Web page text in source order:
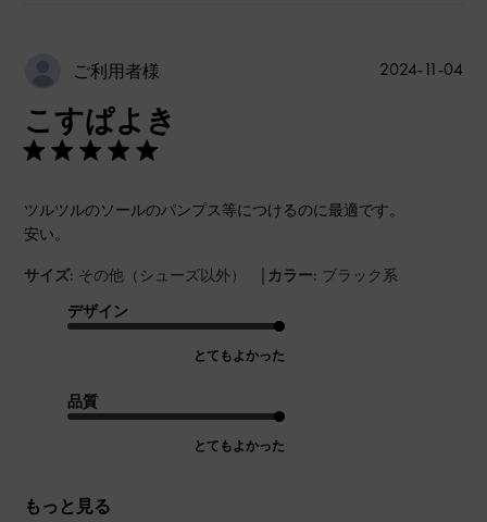
ご利用者様
こすぱよき
ツルツルのソールのパンプス等につけるのに最適です。
安い。
サイズ: その他（シューズ以外） | カラー: ブラック系
デザイン
とてもよかった
品質
とてもよかった
もっと見る
公
2024-11-04